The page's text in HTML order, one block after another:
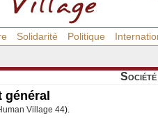
Solidarité Politique
Société
Village 44).